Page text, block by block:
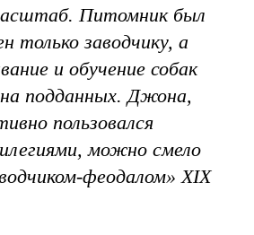
Питомник был
только заводчику, а
и обучение собак
на подданных. Джона,
пользовался
можно смело
феодалом» XIX